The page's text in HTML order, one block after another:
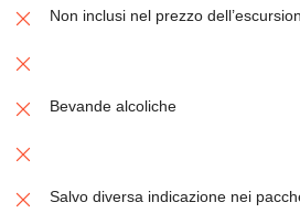
Non inclusi nel prezzo
Bevande alcoliche
Salvo diversa indicazione nei